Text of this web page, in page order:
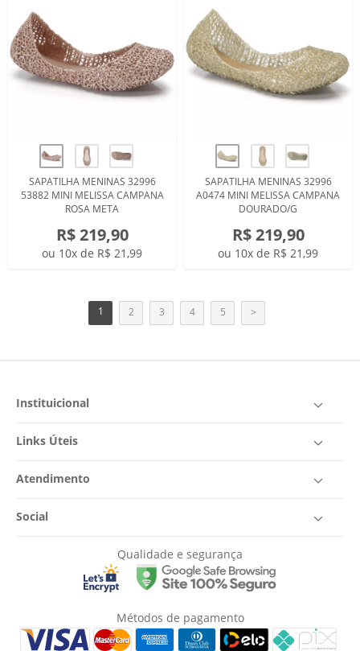
SAPATILHA MENINAS 32996
53882 MINI MELISSA CAMPANA
ROSA META
R$ 219,90
ou 10x de R$ 21,99
SAPATILHA MENINAS 32996
A0474 MINI MELISSA CAMPANA
DOURADO/G
R$ 219,90
ou 10x de R$ 21,99
1 2 3 4 5 >
Instituicional
Links Úteis
Atendimento
Social
Qualidade e segurança
Métodos de pagamento